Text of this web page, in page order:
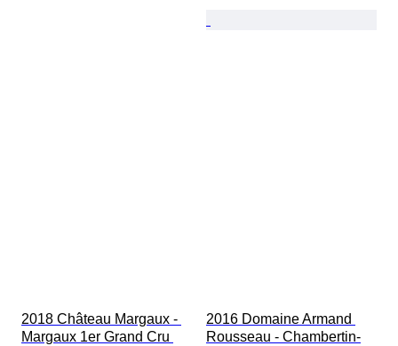
2018 Château Margaux -
Margaux 1er Grand Cru
2016 Domaine Armand
Rousseau - Chambertin-